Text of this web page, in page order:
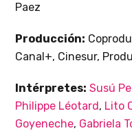
Paez
Producción:
Canal+, Cinesur,
Intérpretes: Susú
Philippe Léotard , Lito
Goyeneche, Gabriela